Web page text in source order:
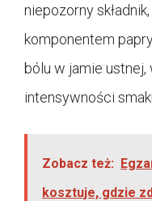
niepozorny
komponentem
bólu w jamie
intensywności
Zobacz też:
kosztuje, gdzie